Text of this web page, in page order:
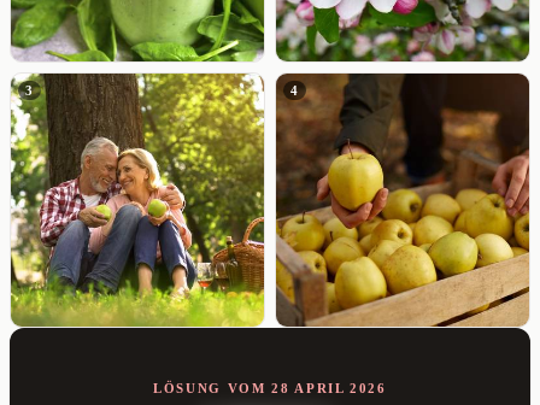
3 4
LÖSUNG VOM 28 APRIL 2026